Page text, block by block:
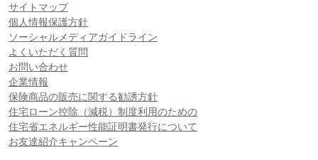
サイトマップ
個人情報保護方針
ソーシャルメディアガイドライン
よくいただく質問
お問い合わせ
企業情報
保険商品の販売に関する勧誘方針
住宅ローン控除（減税）制度利用のための
住宅省エネルギー性能証明書発行について
お友達紹介キャンペーン